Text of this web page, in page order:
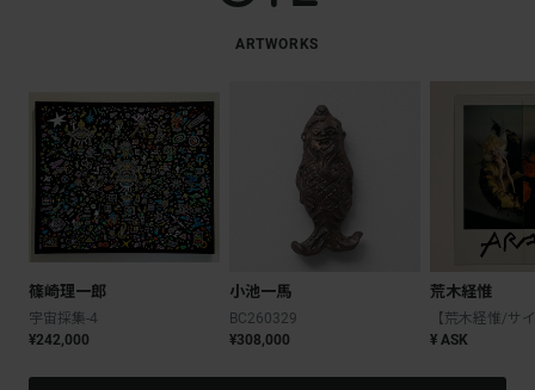
ARTWORKS
篠崎理一郎
宇宙採集-4
¥242,000
小池一馬
BC260329
¥308,000
荒木経惟
¥ ASK